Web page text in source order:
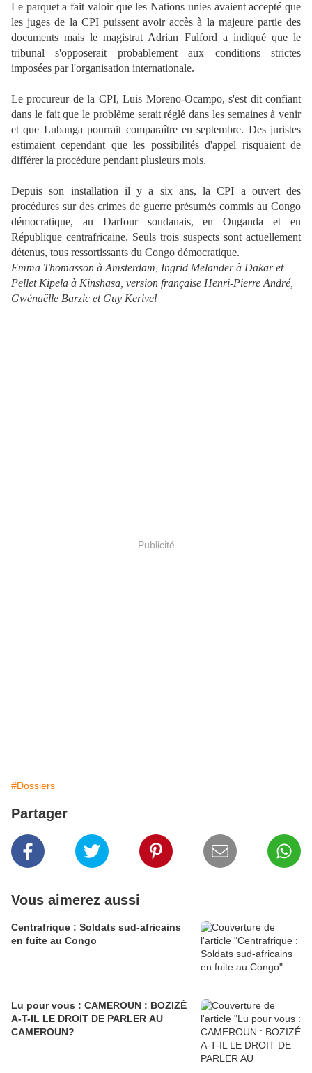
Le parquet a fait valoir que les Nations unies avaient accepté que
les juges de la CPI puissent avoir accès à la majeure partie des
documents mais le magistrat Adrian Fulford a indiqué que le
tribunal s'opposerait probablement aux conditions strictes
imposées par l'organisation internationale.
Le procureur de la CPI, Luis Moreno-Ocampo, s'est dit confiant
dans le fait que le problème serait réglé dans les semaines à venir
et que Lubanga pourrait comparaître en septembre. Des juristes
estimaient cependant que les possibilités d'appel risquaient de
différer la procédure pendant plusieurs mois.
Depuis son installation il y a six ans, la CPI a ouvert des
procédures sur des crimes de guerre présumés commis au Congo
démocratique, au Darfour soudanais, en Ouganda et en
République centrafricaine. Seuls trois suspects sont actuellement
détenus, tous ressortissants du Congo démocratique.
Emma Thomasson à Amsterdam, Ingrid Melander à Dakar et
Pellet Kipela à Kinshasa, version française Henri-Pierre André,
Gwénaëlle Barzic et Guy Kerivel
Publicité
#Dossiers
Partager
Vous aimerez aussi
Centrafrique : Soldats sud-africains
en fuite au Congo
Lu pour vous : CAMEROUN : BOZIZÉ
A-T-IL LE DROIT DE PARLER AU
CAMEROUN?